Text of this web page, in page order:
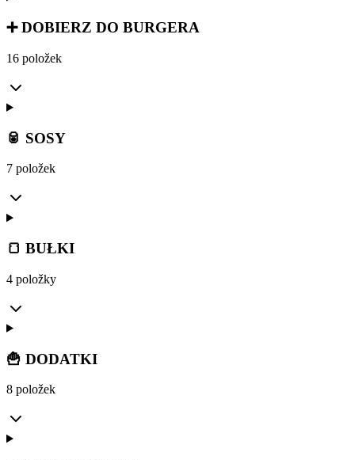
➕ DOBIERZ DO BURGERA
16 položek
🥫 SOSY
7 položek
🍞 BUŁKI
4 položky
🍟 DODATKI
8 položek